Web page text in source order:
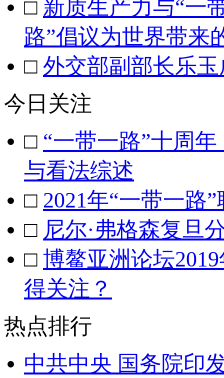
□ 新质生产力与“一
路”倡议为世界带来
□ 外交部副部长乐
今日关注
□ “一带一路”十周
与看法综述
□ 2021年“一带一路
□ 尼尔·弗格森复旦
□ 博鳌亚洲论坛
得关注？
热点排行
中共中央 国务院印